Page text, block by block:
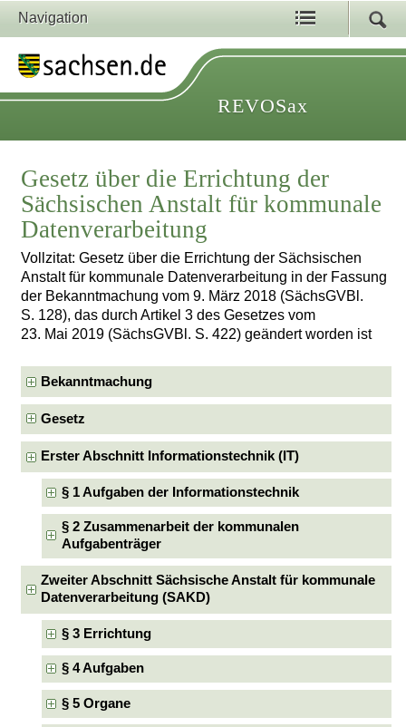
Navigation
REVOSax
Gesetz über die Errichtung der
Sächsischen Anstalt für kommunale
Datenverarbeitung
Vollzitat: Gesetz über die Errichtung der Sächsischen
Anstalt für kommunale Datenverarbeitung in der Fassung
der Bekanntmachung vom 9. März 2018 (SächsGVBl.
S. 128), das durch Artikel 3 des Gesetzes vom
23. Mai 2019 (SächsGVBl. S. 422) geändert worden ist
Bekanntmachung
Gesetz
Erster Abschnitt Informationstechnik (IT)
§ 1 Aufgaben der Informationstechnik
§ 2 Zusammenarbeit der kommunalen
Aufgabenträger
Zweiter Abschnitt Sächsische Anstalt für kommunale
Datenverarbeitung (SAKD)
§ 3 Errichtung
§ 4 Aufgaben
§ 5 Organe